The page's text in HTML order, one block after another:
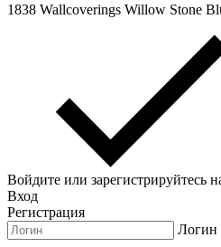
1838 Wallcoverings Willow Stone
Войдите или зарегистрируйтесь
Вход
Регистрация
Логин